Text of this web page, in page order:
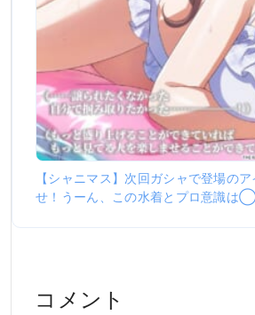
【シャニマス】次回ガシャで登場の
せ！うーん、この水着とプロ意識
コメント